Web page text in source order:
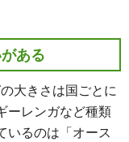
ある
大きさは国ごとに
ーレンガなど種類
いるのは「オース